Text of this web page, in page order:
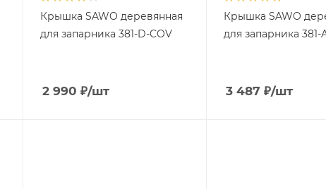
Крышка SAWO деревянная
для запарника 381-D-COV
2 990 ₽/шт
Крышка SAWO
для запарника 381-
3 487 ₽/шт